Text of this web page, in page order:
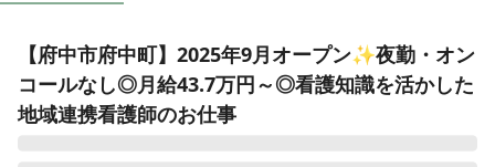
【府中市府中町】2025年9月オープン✨夜勤・オン
コールなし◎月給43.7万円～◎看護知識を活かした
地域連携看護師のお仕事